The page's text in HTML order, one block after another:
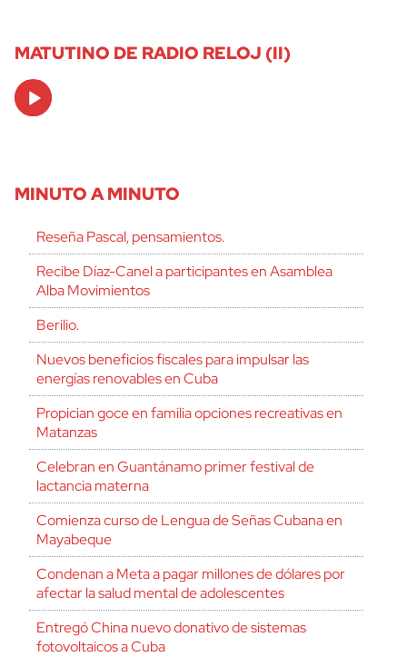
MATUTINO DE RADIO RELOJ (II)
Audio
Player
MINUTO A MINUTO
Reseña Pascal, pensamientos.
Recibe Díaz-Canel a participantes en Asamblea
Alba Movimientos
Berilio.
Nuevos beneficios fiscales para impulsar las
energías renovables en Cuba
Propician goce en familia opciones recreativas en
Matanzas
Celebran en Guantánamo primer festival de
lactancia materna
Comienza curso de Lengua de Señas Cubana en
Mayabeque
Condenan a Meta a pagar millones de dólares por
afectar la salud mental de adolescentes
Entregó China nuevo donativo de sistemas
fotovoltaicos a Cuba